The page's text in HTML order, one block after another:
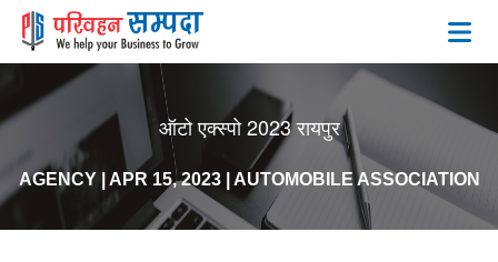
ऑटो एक्स्पो 2023 रायपुर
AGENCY| APR 15, 2023| AUTOMOBILE ASSOCIATION